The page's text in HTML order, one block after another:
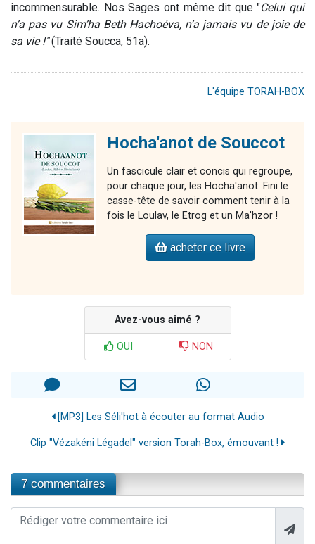
incommensurable. Nos Sages ont même dit que "Celui qui
n’a pas vu Sim’ha Beth Hachoéva, n’a jamais vu de joie de
sa vie !"(Traité Soucca, 51a).
L'équipe TORAH-BOX
Hocha'anot de Souccot
Un fascicule clair et concis qui regroupe,
pour chaque jour, les Hocha'anot. Fini le
casse-tête de savoir comment tenir à la
fois le Loulav, le Etrog et un Ma'hzor !
acheter ce livre
Avez-vous aimé ?
OUI NON
[MP3] Les Séli'hot à écouter au format Audio
Clip "Vézakéni Légadel" version Torah-Box, émouvant !
7 commentaires